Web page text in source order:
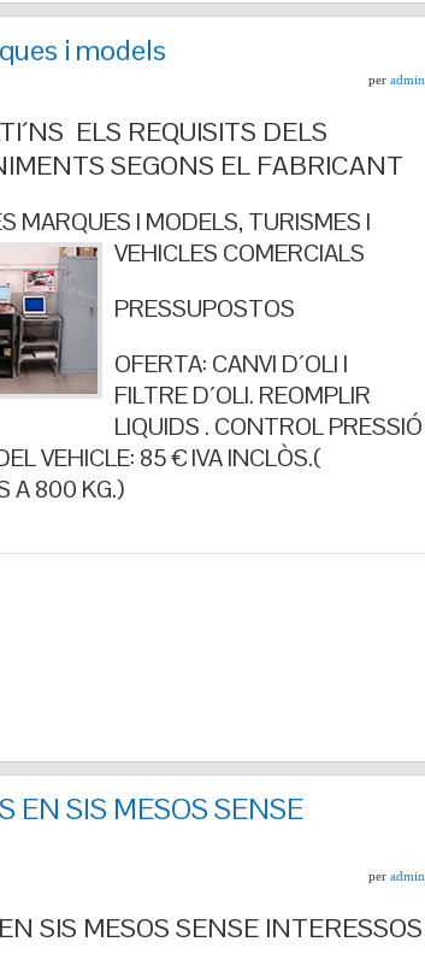
i models
per admin
ELS REQUISITS DELS
SEGONS EL FABRICANT
MARQUES I MODELS, TURISMES I
VEHICLES COMERCIALS
PRESSUPOSTOS
OFERTA: CANVI D´OLI I
FILTRE D´OLI. REOMPLIR
LIQUIDS . CONTROL PRESSIÓ
VEHICLE: 85 € IVA INCLÒS.(
A 800 KG.)
EN SIS MESOS SENSE
per admin
SIS MESOS SENSE INTERESSOS